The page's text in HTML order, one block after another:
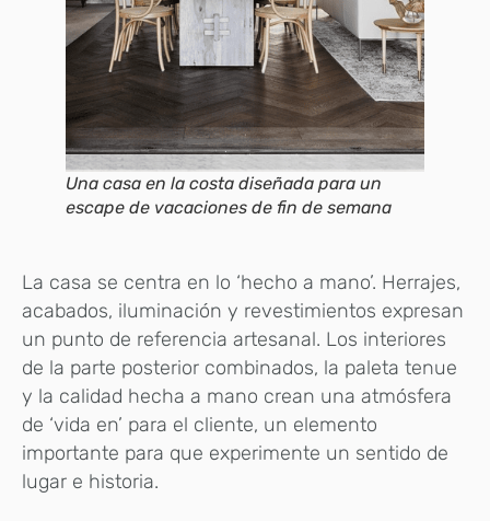
Una casa en la costa diseñada para un
escape de vacaciones de fin de semana
La casa se centra en lo ‘hecho a mano’. Herrajes,
acabados, iluminación y revestimientos expresan
un punto de referencia artesanal. Los interiores
de la parte posterior combinados, la paleta tenue
y la calidad hecha a mano crean una atmósfera
de ‘vida en’ para el cliente, un elemento
importante para que experimente un sentido de
lugar e historia.